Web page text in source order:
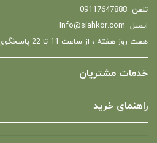
تلفن 09117647888
ایمیل Info@siahkor.com
هفت روز هفته ، از ساعت 11 تا 22 پاسخگوی شما هستیم.
خدمات مشتریان
راهنمای خرید